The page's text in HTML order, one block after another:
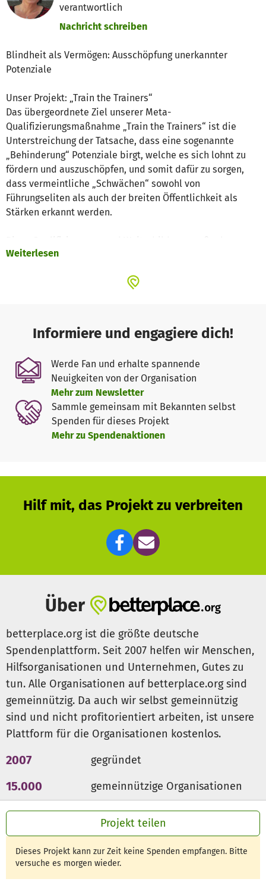
Projekt teilen
Dieses Projekt kann zur Zeit keine Spenden empfangen. Bitte
versuche es morgen wieder.
verantwortlich
Nachricht schreiben
Blindheit als Vermögen: Ausschöpfung unerkannter
Potenziale
Unser Projekt: „Train the Trainers“
Das übergeordnete Ziel unserer Meta-
Qualifizierungsmaßnahme „Train the Trainers“ ist die
Unterstreichung der Tatsache, dass eine sogenannte
„Behinderung“ Potenziale birgt, welche es sich lohnt zu
fördern und auszuschöpfen, und somit dafür zu sorgen,
dass vermeintliche „Schwächen“ sowohl von
Führungseliten als auch der breiten Öffentlichkeit als
Stärken erkannt werden.
bietet der Verein blinden und sehbehinderten Menschen
sozialen, oder kulturellen Hintergrund. Das fünftägige
Speicherstadt stattfinden.
Die Realisierung des Projekts ist allein auf Spenden
(Geld- und Sachspenden, aber auch freiwillige Helfer!)
angewiesen!
Das Programm der Maßnahme umfasst vier
Hauptbereiche:
b. Stärkung des Selbstkonzeptes
c. Stimm- und Rhetoriktraining
d. Körpersprache-Workshop
e. Emotionale Intelligenz und Nicht-Visualität
b. Persönliche Potenzialanalyse auf Basis des „Predictive
Index“-Verfahrens
c. Selbsteinschätzung als Werkzeug
d. Einführung in ein Online-Mentoring System
3. Aufbau von Workshop-Moderationsfähigkeiten
a. Moderation und Präsentation
(Gruppendiskussionsmoderation, Ergebnissicherung)
b. Observation und Kommunikation (Interview-Technik,
Zuhörvermögen)
c. Erfassung von Information und Clusterbildung
d. Stärkung der sozialen Kompetenz (soft skills)
e. Stärkung der Vermittlungsfähigkeit minus visus
4. Erweiterung des wissenschaftlichen Horizonts
a. Nicht-optische Kultur und Psychologie (Geschichte und
b. Ist-Zustand der Neurowissenschaft im Zusammenhang
mit Nicht-Visualität
Weiterlesen
Informiere und engagiere dich!
Werde Fan und erhalte spannende
Neuigkeiten von der Organisation
Mehr zum Newsletter
Sammle gemeinsam mit Bekannten selbst
Spenden für dieses Projekt
Mehr zu Spendenaktionen
Hilf mit, das Projekt zu verbreiten
Über
betterplace.org ist die größte deutsche
Spendenplattform. Seit 2007 helfen wir Menschen,
Hilfsorganisationen und Unternehmen, Gutes zu
tun. Alle Organisationen auf betterplace.org sind
gemeinnützig. Da auch wir selbst gemeinnützig
sind und nicht profitorientiert arbeiten, ist unsere
Plattform für die Organisationen kostenlos.
2007 gegründet
15.000 gemeinnützige Organisationen
300 Mio € für den guten Zweck